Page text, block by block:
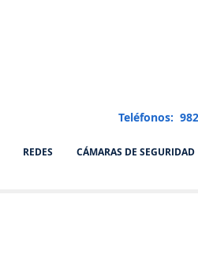
Teléfonos:
REDES CÁMARAS DE SEGURIDAD